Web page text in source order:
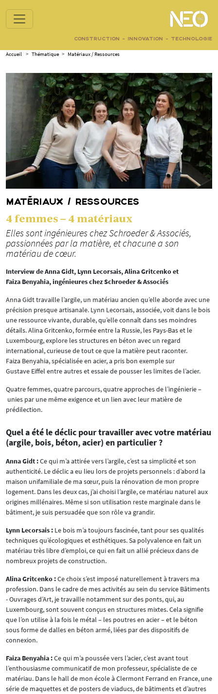
CONSTRUCTION - INNOVATION - TECHNOLOGIE
Accueil > Thématique > Matériaux / Ressources
MATÉRIAUX / RESSOURCES
4 femmes – 4 matériaux
Elles sont ingénieures chez Schroeder & Associés,
passionnées par la matière, et chacune a son
matériau de cœur.
Interview de Anna Gidt, Lynn Lecorsais, Alina Gritcenko et
Faiza Benyahia, ingénieures chez Schroeder & Associés
Anna Gidt travaille l’argile, un matériau ancien qu’elle aborde avec une
précision presque artisanale. Lynn Lecorsais, associée, voit dans le bois
une ressource vivante, durable, qu’elle connaît dans ses moindres
détails. Alina Gritcenko, formée entre la Russie, les Pays-Bas et le
Luxembourg, explore les structures en béton avec un regard
international, curieuse de tout ce que la matière peut raconter.
Faiza Benyahia, spécialisée en acier, a pris bon exemple sur
Gustave Eiffel entre autres et essaie de pousser les limites de l’acier.
Quatre femmes, quatre parcours, quatre approches de l’ingénierie –
unies par une même exigence et un lien avec leur matière de
prédilection.
Quel a été le déclic pour travailler avec votre matériau
(argile, bois, béton, acier) en particulier ?
Anna Gidt :Ce qui m’a attirée vers l’argile, c’est sa simplicité et son
authenticité. Le déclic a eu lieu lors de projets personnels : d’abord la
maison unifamiliale de ma sœur, puis la rénovation de mon propre
logement. Dans les deux cas, j’ai choisi l’argile, ce matériau naturel aux
origines millénaires. Même si son utilisation reste marginale dans le
bâtiment, je suis persuadée que son rôle va grandir.
Lynn Lecorsais : Le bois m’a toujours fascinée, tant pour ses qualités
techniques qu’écologiques et esthétiques. Sa polyvalence en fait un
matériau très libre d’emploi, ce qui en fait un allié précieux dans de
nombreux projets de construction.
Alina Gritcenko :Ce choix s’est imposé naturellement à travers ma
profession. Dans le cadre de mes activités au sein du service Bâtiments
- Ouvrages d’Art, je travaille notamment sur des ponts, qui, au
Luxembourg, sont souvent conçus en structures mixtes. Cela signifie
que l’on utilise à la fois le métal – les poutres en acier – et le béton
sous forme de dalles en béton armé, liées par des dispositifs de
connexion.
Faiza Benyahia :Ce qui m’a poussée vers l’acier, c’est avant tout
l’enthousiasme communicatif de mon professeur, spécialiste de ce
matériau. Dans le hall de mon école à Clermont Ferrand en France, une
série de maquettes et de posters de viaducs, de bâtiments et d’autres